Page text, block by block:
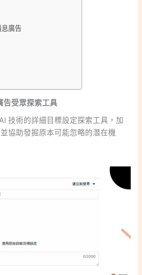
廣告
告受眾探索工具
技術的詳細目標設定探索工具，加
協助發掘原本可能忽略的潛在機